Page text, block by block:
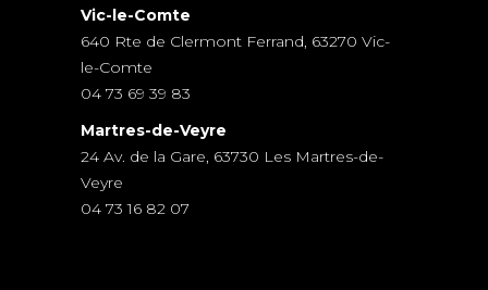
Vic-le-Comte
640 Rte de Clermont Ferrand, 63270 Vic-
le-Comte
04 73 69 39 83
Martres-de-Veyre
24 Av. de la Gare, 63730 Les Martres-de-
Veyre
04 73 16 82 07